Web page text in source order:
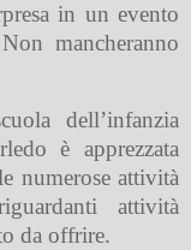
in un evento
mancheranno
dell’infanzia
è apprezzata
numerose attività
attività
da offrire.